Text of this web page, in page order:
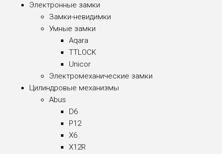
Электронные замки
Замки-невидимки
Умные замки
Aqara
TTLOCK
Unicor
Электромеханические замки
Цилиндровые механизмы
Abus
D6
P12
X6
X12R